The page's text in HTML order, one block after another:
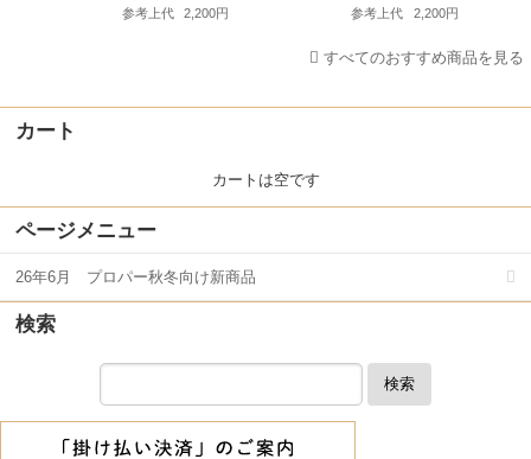
参考上代
2,200円
参考上代
2,200円
すべてのおすすめ商品を見る
カート
カートは空です
ページメニュー
26年6月 プロパー秋冬向け新商品
検索
検索